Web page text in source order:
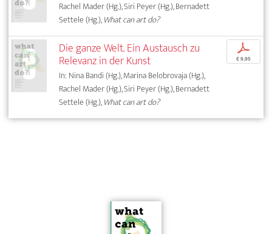
Rachel Mader (Hg.), Siri Peyer (Hg.), Bernadett
Settele (Hg.),What can art do?
Die ganze Welt. Ein Austausch zu
Relevanz in der Kunst
In: Nina Bandi (Hg.), Marina Belobrovaja (Hg.),
Rachel Mader (Hg.), Siri Peyer (Hg.), Bernadett
Settele (Hg.),What can art do?
p
€ 9,95